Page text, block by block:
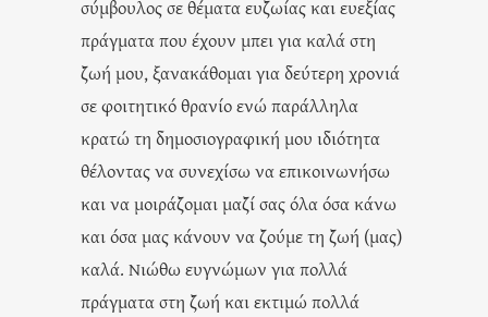
σύμβουλος σε θέματα ευζωίας και ευεξίας
πράγματα που έχουν μπει για καλά στη
ζωή μου, ξανακάθομαι για δεύτερη χρονιά
σε φοιτητικό θρανίο ενώ παράλληλα
κρατώ τη δημοσιογραφική μου ιδιότητα
θέλοντας να συνεχίσω να επικοινωνήσω
και να μοιράζομαι μαζί σας όλα όσα κάνω
και όσα μας κάνουν να ζούμε τη ζωή (μας)
καλά. Νιώθω ευγνώμων για πολλά
πράγματα στη ζωή και εκτιμώ πολλά